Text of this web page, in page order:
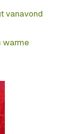
vanavond
warme